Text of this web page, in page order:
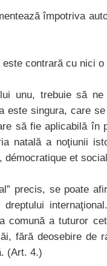
împotriva
contrară cu nici
unu, trebuie să
este singura, care
să fie aplicabilă
natală a noţiunii
démocratique et
precis, se poate
a tuturor
fără deosebire de
(Art. 4.)